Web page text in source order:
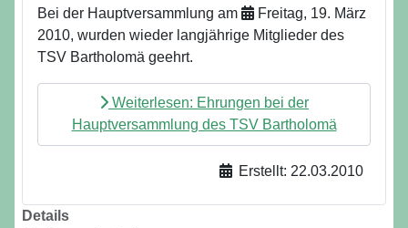
Bei der Hauptversammlung am
Freitag, 19. März
2010, wurden wieder langjährige Mitglieder des
TSV Bartholomä geehrt.
Weiterlesen: Ehrungen bei der
Hauptversammlung des TSV Bartholomä
Erstellt: 22.03.2010
Details